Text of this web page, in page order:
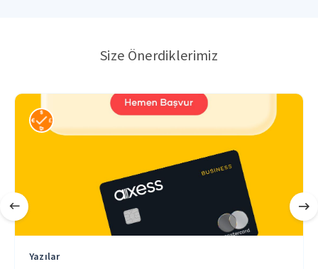
Size Önerdiklerimiz
Yazılar